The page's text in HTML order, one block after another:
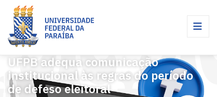
UFPB adequa comunicação
institucional às regras do período
de defeso eleitoral